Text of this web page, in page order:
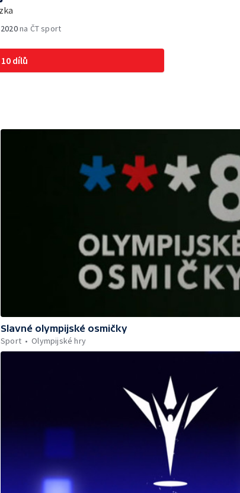
na ČT sport
dílů
Slavné olympijské osmičky
Sport
Olympijské hry